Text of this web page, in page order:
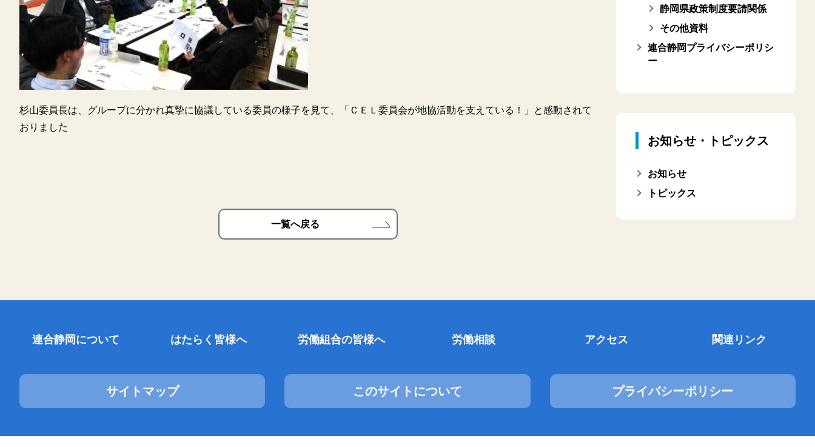
杉山委員長は、グループに分かれ真摯に協議している委員の様子を見て、「ＣＥＬ委員会が地協活動を支えている！」と感動されて
おりました
一覧へ戻る
静岡県政策制度要請関係
その他資料
連合静岡プライバシーポリシ
ー
お知らせ・トピックス
お知らせ
トピックス
連合静岡について はたらく皆様へ 労働組合の皆様へ 労働相談 アクセス 関連リンク
サイトマップ このサイトについて プライバシーポリシー